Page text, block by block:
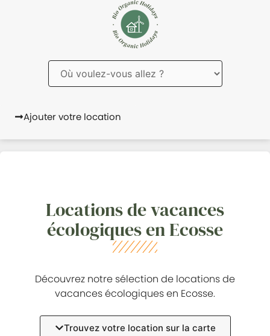
Ajouter votre location
Locations de vacances
écologiques en Ecosse
Découvrez notre sélection de locations de
vacances écologiques en Ecosse.
Trouvez votre location sur la carte